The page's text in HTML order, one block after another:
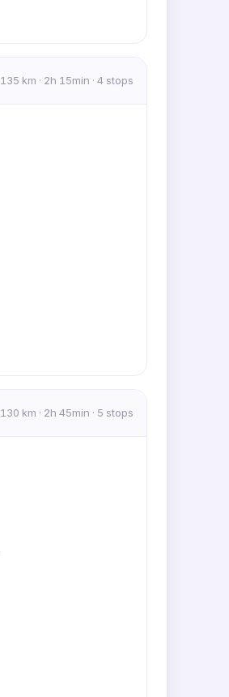
135 km · 2h 15min · 4 stops
130 km · 2h 45min · 5 stops